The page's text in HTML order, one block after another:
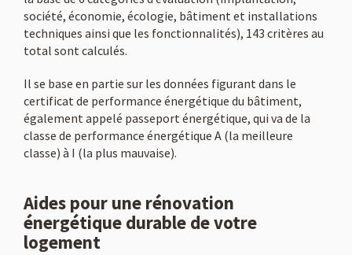
Accueil
Entreprise
Services
société, économie, écologie, bâtiment et installations
techniques ainsi que les fonctionnalités), 143 critères au
total sont calculés.
Il se base en partie sur les données figurant dans le
certificat de performance énergétique du bâtiment,
également appelé passeport énergétique, qui va de la
classe de performance énergétique A (la meilleure
classe) à I (la plus mauvaise).
Aides pour une rénovation
énergétique durable de votre
logement